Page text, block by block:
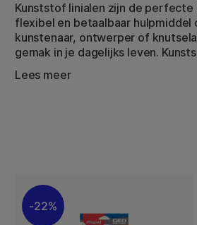
Kunststof linialen zijn de
flexibel en betaalbaar
kunstenaar, ontwerper of
gemak in je dagelijks leven.
gemakkelijk te gebruiken op
Lees meer
22%